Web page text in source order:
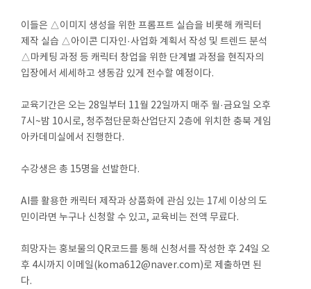
이들은 △이미지 생성을 위한 프롬프트 실습을 비롯해 캐릭터
제작 실습 △아이콘 디자인·사업화 계획서 작성 및 트렌드 분석
△마케팅 과정 등 캐릭터 창업을 위한 단계별 과정을 현직자의
입장에서 세세하고 생동감 있게 전수할 예정이다.
교육기간은 오는 28일부터 11월 22일까지 매주 월·금요일 오후
7시~밤 10시로, 청주첨단문화산업단지 2층에 위치한 충북 게임
아카데미실에서 진행한다.
수강생은 총 15명을 선발한다.
AI를 활용한 캐릭터 제작과 상품화에 관심 있는 17세 이상의 도
민이라면 누구나 신청할 수 있고, 교육비는 전액 무료다.
희망자는 홍보물의 QR코드를 통해 신청서를 작성한 후 24일 오
후 4시까지 이메일(koma612@naver.com)로 제출하면 된
다.